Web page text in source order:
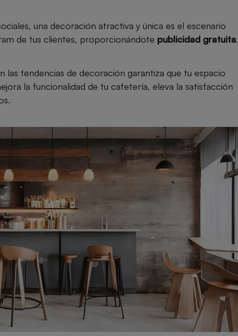
una decoración atractiva y única es el escenario
de tus clientes, proporcionándote publicidad gratuita.
tendencias de decoración garantiza que tu espacio
la funcionalidad de tu cafetería, eleva la satisfacción